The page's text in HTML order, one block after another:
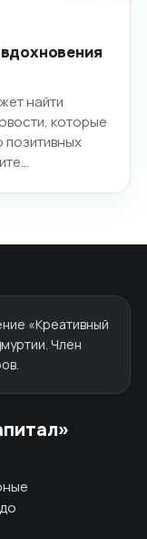
найти
которые
«Креативный
Член